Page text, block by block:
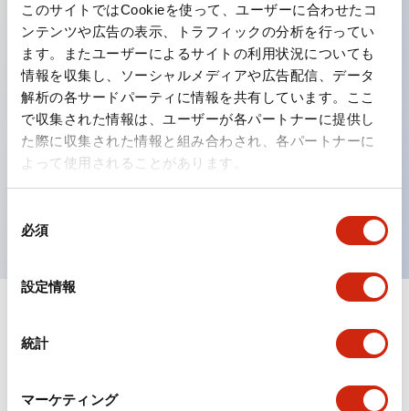
このサイトではCookieを使って、ユーザーに合わせたコ
ンテンツや広告の表示、トラフィックの分析を行ってい
ます。またユーザーによるサイトの利用状況についても
情報を収集し、ソーシャルメディアや広告配信、データ
解析の各サードパーティに情報を共有しています。ここ
で収集された情報は、ユーザーが各パートナーに提供し
た際に収集された情報と組み合わされ、各パートナーに
よって使用されることがあります。
必須
設定情報
統計
マーケティング
主な特長
工作機械や産業機械を上下左右に頻繁に方向転換させると
きに、迅速・確実かつ自由自在にコントロールすることが
できます。
各方向のレバー動作は用途に合わせて組み合わせ自由
操作レバーをセンタ位置でロックできるインタロック付
ドキュメントとファイル
カタログ CAD